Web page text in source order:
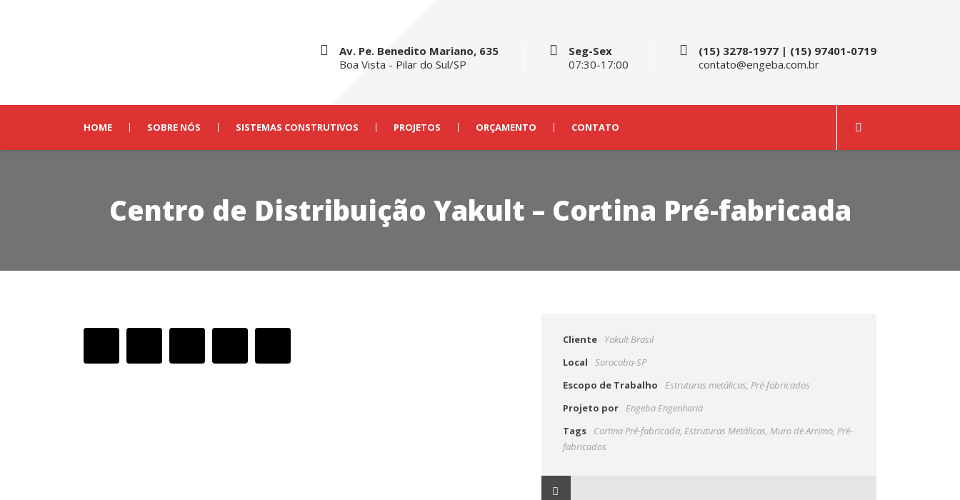
Av. Pe. Benedito Mariano, 635
Boa Vista - Pilar do Sul/SP
Seg-Sex
07:30-17:00
(15) 3278-1977 | (15) 97401-0719
contato@engeba.com.br
HOME SOBRE NÓS SISTEMAS CONSTRUTIVOS PROJETOS ORÇAMENTO CONTATO
Centro de Distribuição Yakult – Cortina Pré-fabricada
Cliente
Yakult Brasil
Local
Sorocaba-SP
Escopo de Trabalho
Estruturas metálicas, Pré-fabricados
Projeto por Engeba Engenharia
Tags
Cortina Pré-fabricada, Estruturas Metálicas, Muro de Arrimo, Pré-
fabricados